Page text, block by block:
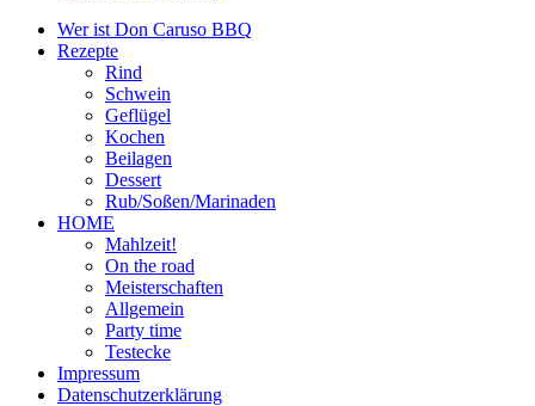
Wer ist Don Caruso BBQ
Rezepte
Rind
Schwein
Geflügel
Kochen
Beilagen
Dessert
Rub/Soßen/Marinaden
HOME
Mahlzeit!
On the road
Meisterschaften
Allgemein
Party time
Testecke
Impressum
Datenschutzerklärung